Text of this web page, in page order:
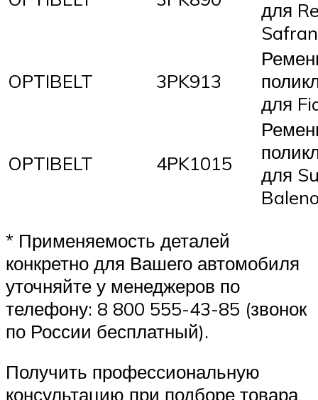
для
OPTIBELT 3PK913
для
OPTIBELT 4PK1015
для
* Применяемость деталей
конкретно для Вашего автомобиля
уточняйте у менеджеров по
телефону: 8 800 555-43-85 (звонок
по России бесплатный).
Получить профессиональную
консультацию при подборе товара